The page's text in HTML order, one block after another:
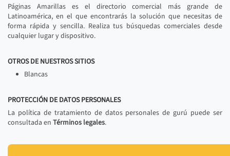
Páginas Amarillas es el directorio comercial más grande de
Latinoamérica, en el que encontrarás la solución que necesitas de
forma rápida y sencilla. Realiza tus búsquedas comerciales desde
cualquier lugar y dispositivo.
OTROS DE NUESTROS SITIOS
Blancas
PROTECCIÓN DE DATOS PERSONALES
La política de tratamiento de datos personales de gurú puede ser
consultada en Términos legales.